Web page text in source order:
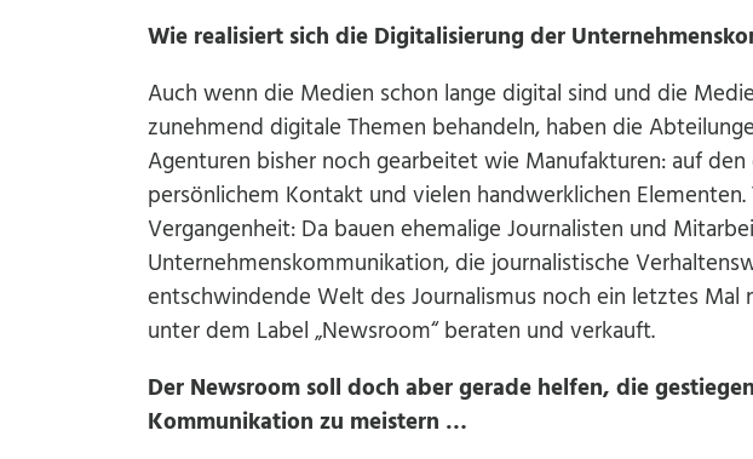
Wie realisiert sich die Digitalisierung der
Auch wenn die Medien schon lange digital sind und die
zunehmend digitale Themen behandeln, haben die
Agenturen bisher noch gearbeitet wie Manufakturen: auf
persönlichem Kontakt und vielen handwerklichen
Vergangenheit: Da bauen ehemalige Journalisten und
Unternehmenskommunikation, die journalistische
entschwindende Welt des Journalismus noch ein letztes Mal
unter dem Label „Newsroom“ beraten und verkauft.
Der Newsroom soll doch aber gerade helfen, die
Kommunikation zu meistern …